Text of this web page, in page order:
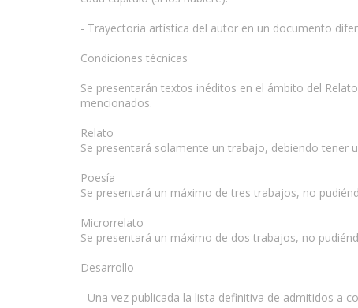
- Trayectoria artística del autor en un documento
Condiciones técnicas
Se presentarán textos inéditos en el ámbito del
mencionados.
Relato
Se presentará solamente un trabajo, debiendo tener
Poesía
Se presentará un máximo de tres trabajos, no
Microrrelato
Se presentará un máximo de dos trabajos, no
Desarrollo
- Una vez publicada la lista definitiva de admitidos a